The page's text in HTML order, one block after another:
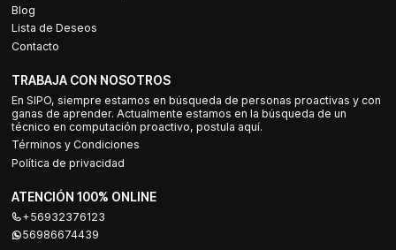
Blog
Lista de Deseos
Contacto
TRABAJA CON NOSOTROS
En SIPO, siempre estamos en búsqueda de personas proactivas y con
ganas de aprender. Actualmente estamos en la búsqueda de un
técnico en computación proactivo, postula aquí.
Términos y Condiciones
Política de privacidad
ATENCIÓN 100% ONLINE
+56932376123
56986674439